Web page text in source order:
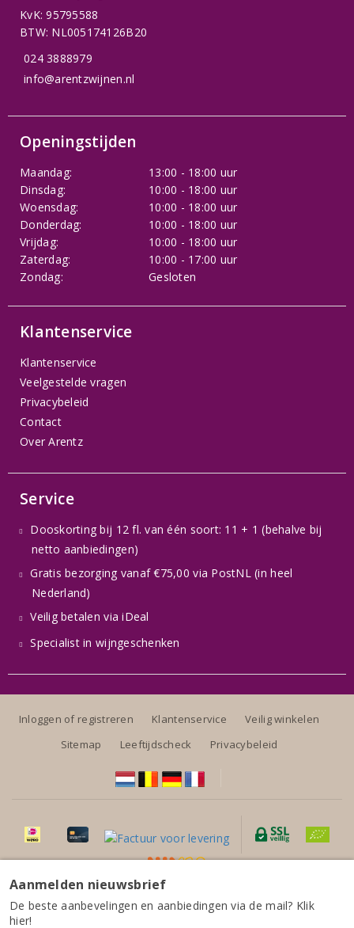
Segredos de São Miguel Alentejano Rosado 2025
KvK: 95795588
BTW: NL005174126B20
024 3888979
info@arentzwijnen.nl
Openingstijden
Maandag:
13:00 - 18:00 uur
Dinsdag:
10:00 - 18:00 uur
Woensdag:
10:00 - 18:00 uur
Donderdag:
10:00 - 18:00 uur
Vrijdag:
10:00 - 18:00 uur
Zaterdag:
10:00 - 17:00 uur
Zondag:
Gesloten
Klantenservice
Klantenservice
Veelgestelde vragen
Privacybeleid
Contact
Over Arentz
Service
Dooskorting bij 12 fl. van één soort: 11 + 1 (behalve bij
netto aanbiedingen)
Gratis bezorging vanaf €75,00 via PostNL (in heel
Nederland)
Veilig betalen via iDeal
Specialist in wijngeschenken
Inloggen of registreren Klantenservice
Veilig winkelen
Sitemap
Leeftijdscheck Privacybeleid
Aanmelden nieuwsbrief
De beste aanbevelingen en aanbiedingen via de mail? Klik
hier!